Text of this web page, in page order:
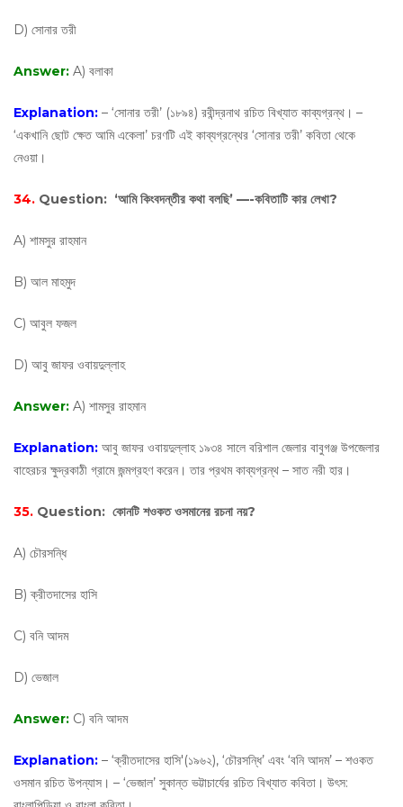
D) সোনার তরী
Answer: A) বলাকা
Explanation: – ‘সোনার তরী’ (১৮৯৪) রবীন্দ্রনাথ রচিত বিখ্যাত কাব্যগ্রন্থ। –
‘একখানি ছোট ক্ষেত আমি একেলা’ চরণটি এই কাব্যগ্রন্থের ‘সোনার তরী’ কবিতা থেকে
নেওয়া।
34. Question: ‘আমি কিংবদন্তীর কথা বলছি’ —-কবিতাটি কার লেখা?
A) শামসুর রাহমান
B) আল মাহমুদ
C) আবুল ফজল
D) আবু জাফর ওবায়দুল্লাহ
Answer: A) শামসুর রাহমান
Explanation: আবু জাফর ওবায়দুল্লাহ ১৯৩৪ সালে বরিশাল জেলার বাবুগঞ্জ উপজেলার
বাহেরচর ক্ষুদ্রকাঠী গ্রামে জন্মগ্রহণ করেন। তার প্রথম কাব্যগ্রন্থ – সাত নরী হার।
35. Question: কোনটি শওকত ওসমানের রচনা নয়?
A) চৌরসন্ধি
B) ক্রীতদাসের হাসি
C) বনি আদম
D) ভেজাল
Answer: C) বনি আদম
Explanation: – ‘ক্রীতদাসের হাসি'(১৯৬২), ‘চৌরসন্ধি’ এবং ‘বনি আদম’ – শওকত
ওসমান রচিত উপন্যাস। – ‘ভেজাল’ সুকান্ত ভট্টাচার্যের রচিত বিখ্যাত কবিতা। উৎস: